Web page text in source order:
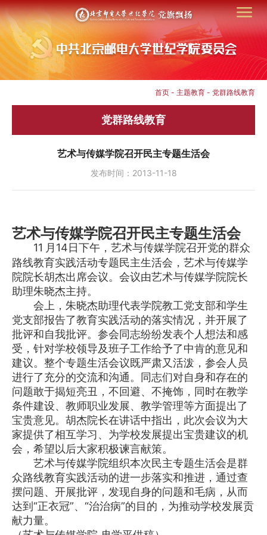
首页 - 主题教育 - 党群路线教育
党群路线教育
艺术与传媒学院召开民主专题生活会
发布时间：2013-11-18
艺术与传媒学院召开民主专题生活会
11 月14日下午，艺术与传媒学院召开党的群众
路线教育实践活动专题民主生活会，艺术与传媒学
院院长胡杰出席会议。会议由艺术与传媒学院院长
助理朱晓杰主持。
会上，朱晓杰助理代表学院教工党支部和学生
党支部报告了教育实践活动的落实情况，并开展了
批评和自我批评。参会同志纷纷发表个人想法和感
受，针对学校领导及班子工作给予了中肯的意见和
建议。整个专题生活会议既严肃又活泼，参会人员
进行了充分的交流和沟通。同志们对自身和存在的
问题敢于揭短亮丑，不回避、不掩饰，同时在教学
条件建设、教师职业发展、教学管理等方面提出了
宝贵意见。胡杰院长在讲话中指出，此次会议为大
家提供了相互学习、为学校发展提出宝贵建议的机
会，希望以后大家积极谏言献策。
艺术与传媒学院组织本次民主专题生活会是群
众路线教育实践活动的进一步落实和推进，通过查
摆问题、开展批评，发现自身的问题和毛病，从而
达到“正衣冠”、“治治病”的目的，为推动学校发展贡
献力量。